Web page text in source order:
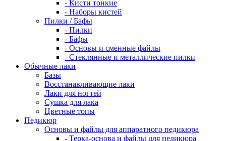
- Кисти тонкие
- Наборы кистей
Пилки / Бафы
- Пилки
- Бафы
- Основы и сменные файлы
- Стеклянные и металлические пилки
Обычные лаки
Базы
Восстанавливающие лаки
Лаки для ногтей
Сушка для лака
Цветные топы
Педикюр
Основы и файлы для аппаратного педикюра
- Терка-основа и файлы для педикюра